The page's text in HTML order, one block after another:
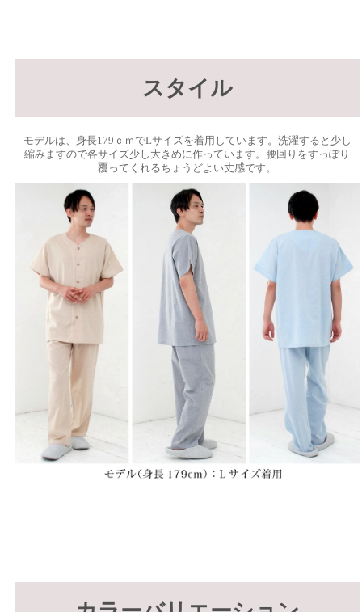
スタイル
モデルは、身長179ｃｍでLサイズを着用しています。洗濯すると少し
縮みますので各サイズ少し大きめに作っています。腰回りをすっぽり
覆ってくれるちょうどよい丈感です。